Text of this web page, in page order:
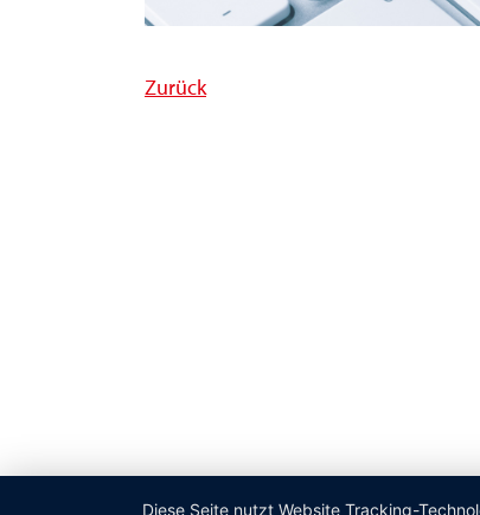
Zurück
Diese Seite nutzt Website Tracking-